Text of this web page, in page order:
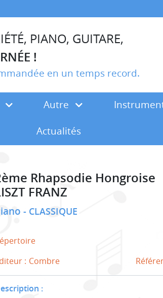
PIANO, GUITARE,
!
en un temps record.
Autre
Actualités
Rhapsodie Hongroise
FRANZ
CLASSIQUE
: Combre
: